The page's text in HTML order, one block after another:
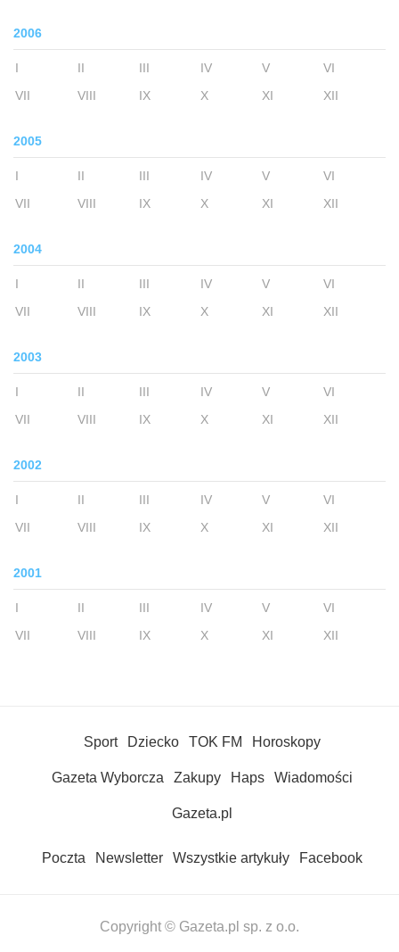
2006
I II III IV V
VI
VII
VIII IX X XI XII
2005
I II III IV V
VI
VII
VIII IX X XI XII
2004
I II III IV V
VI
VII
VIII IX X XI XII
2003
I II III IV V
VI
VII
VIII IX X XI XII
2002
I II III IV V
VI
VII
VIII IX X XI XII
2001
I II III IV V
VI
VII
VIII IX X XI XII
Sport Dziecko TOK FM Horoskopy
Gazeta Wyborcza Zakupy Haps Wiadomości
Gazeta.pl
Poczta Newsletter Wszystkie artykuły Facebook
Copyright © Gazeta.pl sp. z o.o.